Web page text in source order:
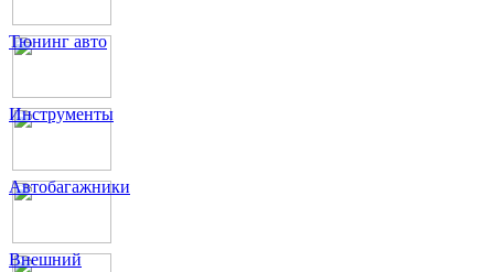
Тюнинг авто
Инструменты
Автобагажники
Внешний